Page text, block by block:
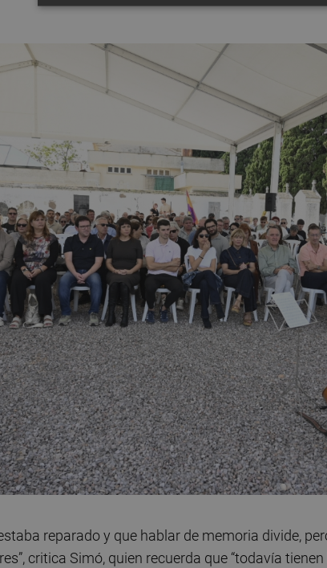
reparado y que hablar de memoria divide,
critica Simó, quien recuerda que “todavía